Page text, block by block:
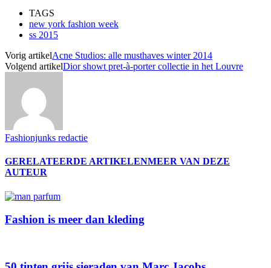
TAGS
new york fashion week
ss 2015
Vorig artikelAcne Studios: alle musthaves winter 2014
Volgend artikelDior showt pret-à-porter collectie in het Louvre
Fashionjunks redactie
GERELATEERDE ARTIKELENMEER VAN DEZE
AUTEUR
Fashion is meer dan kleding